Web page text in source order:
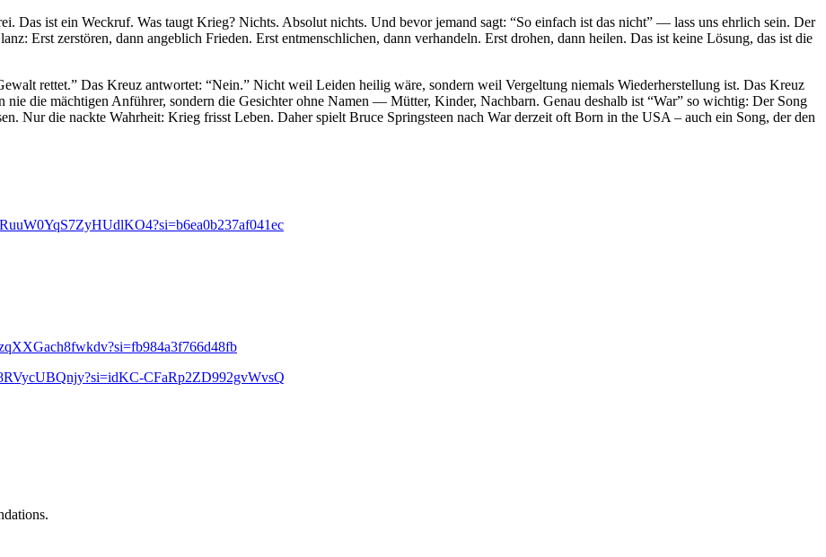
ist ein Weckruf. Was taugt Krieg? Nichts. Absolut nichts. Und bevor jemand sagt: “So einfach ist das nicht” — lass uns ehrlich sein. Der
Erst zerstören, dann angeblich Frieden. Erst entmenschlichen, dann verhandeln. Erst drohen, dann heilen. Das ist keine Lösung, das ist die
rettet.” Das Kreuz antwortet: “Nein.” Nicht weil Leiden heilig wäre, sondern weil Vergeltung niemals Wiederherstellung ist. Das Kreuz
die mächtigen Anführer, sondern die Gesichter ohne Namen — Mütter, Kinder, Nachbarn. Genau deshalb ist “War” so wichtig: Der Song
Nur die nackte Wahrheit: Krieg frisst Leben. Daher spielt Bruce Springsteen nach War derzeit oft Born in the USA – auch ein Song, der den
CFaRp2ZD992gvWvsQ